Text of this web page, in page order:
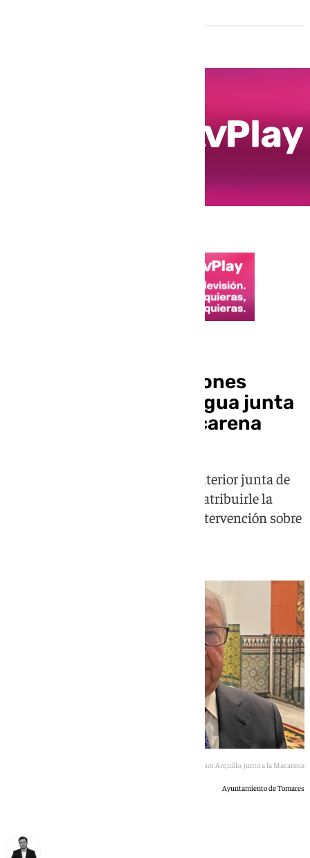
Arquillo prepara acciones
legales contra la antigua junta
de gobierno de la Macarena
El restaurador considera que la anterior junta de
gobierno dañó su reputación tras atribuirle la
responsabilidad de la polémica intervención sobre
El profesor Arquillo, junto a la Macarena
Ayuntamiento de Tomares